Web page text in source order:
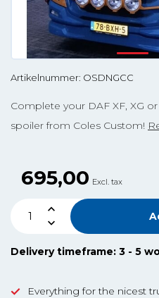
Artikelnummer: OSDNGCC
Complete your DAF XF, XG
spoiler from Coles Custom!
695,00 Excl. tax
Delivery timeframe: 3 - 5
Everything for the nicest